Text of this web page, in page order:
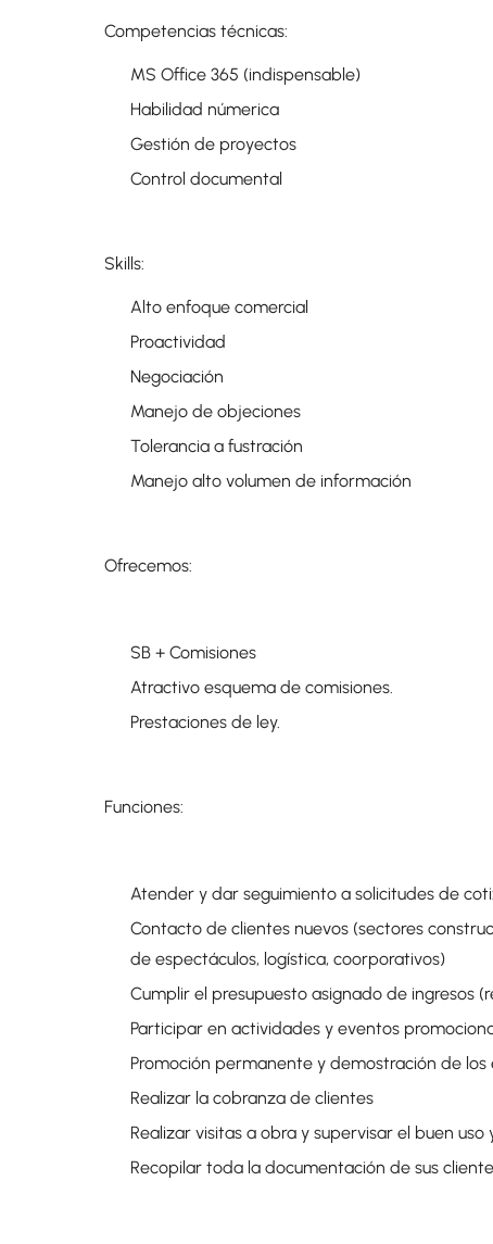
Competencias técnicas:
MS Office 365 (indispensable)
Habilidad númerica
Gestión de proyectos
Control documental
Skills:
Alto enfoque comercial
Proactividad
Negociación
Manejo de objeciones
Tolerancia a fustración
Manejo alto volumen de información
Ofrecemos:
SB + Comisiones
Atractivo esquema de comisiones.
Prestaciones de ley.
Funciones:
Atender y dar seguimiento a solicitudes de
Contacto de clientes nuevos (sectores
de espectáculos, logística, coorporativos)
Cumplir el presupuesto asignado de ingresos
Participar en actividades y eventos
Promoción permanente y demostración de
Realizar la cobranza de clientes
Realizar visitas a obra y supervisar el buen
Recopilar toda la documentación de sus